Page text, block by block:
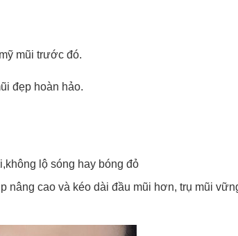
mũi trước đó.
đẹp hoàn hảo.
lộ sóng hay bóng đỏ
nâng cao và kéo dài đầu mũi hơn, trụ mũi